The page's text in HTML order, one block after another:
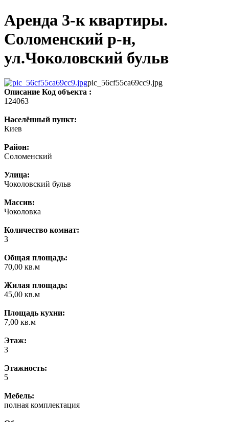
Аренда 3-к квартиры.
Соломенский р-н,
ул.Чоколовский бульв
pic_56cf55ca69cc9.jpg
Описание Код объекта :
124063
Населённый пункт:
Киев
Район:
Соломенский
Улица:
Чоколовский бульв
Массив:
Чоколовка
Количество комнат:
3
Общая площадь:
70,00 кв.м
Жилая площадь:
45,00 кв.м
Площадь кухни:
7,00 кв.м
Этаж:
3
Этажность:
5
Мебель:
полная комплектация